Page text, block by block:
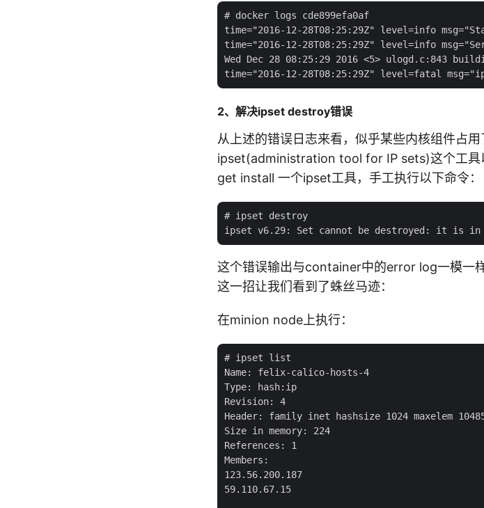
# docker logs cde899efa0af
time="2016-12-28T08:25:29Z" level=info
time="2016-12-28T08:25:29Z" level=info
Wed Dec 28 08:25:29 2016 <5> ulogd.c:843
2、解决ipset destroy错误
从上述的错误日志来看，似乎某些内核组件占用
ipset(administration tool for IP sets)这个工具
get install 一个ipset工具，手工执行以下命令：
# ipset destroy
这个错误输出与container中的error log一模一
这一招让我们看到了蛛丝马迹：
在minion node上执行：
# ipset list
Name: felix-calico-hosts-4
Type: hash:ip
Revision: 4
Header: family inet hashsize 1024 maxelem
Size in memory: 224
References: 1
Members:
123.56.200.187
59.110.67.15